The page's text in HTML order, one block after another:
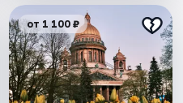
от 1 100 ₽